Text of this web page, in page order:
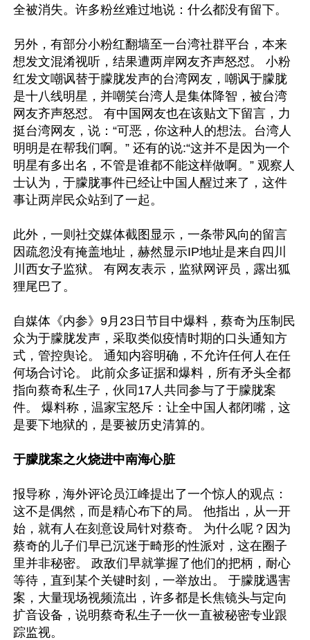
全被消失。许多粉丝难过地说：什么都没有留下。
另外，有部分小粉红翻墙至一台湾社群平台，本来
想发文混淆视听，结果遭两岸网友齐声怒怼。 小粉
红发文嘲讽替于朦胧发声的台湾网友，嘲讽于朦胧
是十八线明星，并嘲笑台湾人是集体降智，被台湾
网友齐声怒怼。 有中国网友也在该贴文下留言，力
挺台湾网友，说：“可恶，你这种人的想法。台湾人
明明是在帮我们啊。” 还有的说:“这并不是因为一个
明星有多出名，不管是谁都不能这样做啊。” 观察人
士认为，于朦胧事件已经让中国人醒过来了，这件
事让两岸民众站到了一起。
此外，一则社交媒体截图显示，一条带风向的留言
因疏忽没有掩盖地址，赫然显示IP地址是来自四川
川西女子监狱。 有网友表示，监狱网评员，露出狐
狸尾巴了。
自媒体《内参》9月23日节目中爆料，蔡奇为压制民
众为于朦胧发声，采取类似疫情时期的口头通知方
式，管控舆论。 通知内容明确，不允许任何人在任
何场合讨论。 此前众多证据和爆料，所有矛头全都
指向蔡奇私生子，伙同17人共同参与了于朦胧案
件。 爆料称，温家宝怒斥：让全中国人都闭嘴，这
是要下地狱的，是要被历史清算的。
于朦胧案之火烧进中南海心脏
报导称，海外评论员江峰提出了一个惊人的观点：
这不是偶然，而是精心布下的局。 他指出，从一开
始，就有人在刻意设局针对蔡奇。 为什么呢？因为
蔡奇的儿子们早已沉迷于畸形的性派对，这在圈子
里并非秘密。 政敌们早就掌握了他们的把柄，耐心
等待，直到某个关键时刻，一举放出。 于朦胧遇害
案，大量现场视频流出，许多都是长焦镜头与定向
扩音设备，说明蔡奇私生子一伙一直被秘密专业跟
踪监视。